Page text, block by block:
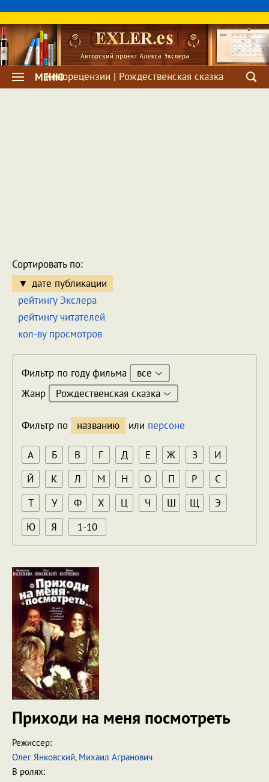
МЕНЮ
Кинорецензии | Рождественская сказка
Сортировать по:
дате публикации
рейтингу Экслера
рейтингу читателей
кол-ву просмотров
Фильтр по году фильма
все
Жанр
Рождественская сказка
Фильтр по названию или персоне
А Б В Г Д Е Ж З
И
Й
К Л М Н О П Р
С
Т
У Ф Х Ц Ч Ш Щ
Э
Ю
Я 1-10
Приходи на меня посмотреть
Режиссер:
Олег Янковский, Михаил Агранович
В ролях: